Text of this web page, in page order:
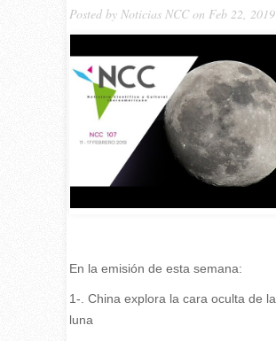
Posted by Noticias NCCon Feb 22, 2019
En la emisión de esta semana:
1-. China explora la cara oculta de la
luna